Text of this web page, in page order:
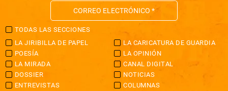
TODAS LAS SECCIONES
LA JIRIBILLA DE PAPEL
LA CARICATURA DE GUARDIA
POESÍA
LA OPINIÓN
LA MIRADA
CANAL DIGITAL
DOSSIER
NOTICIAS
ENTREVISTAS
COLUMNAS